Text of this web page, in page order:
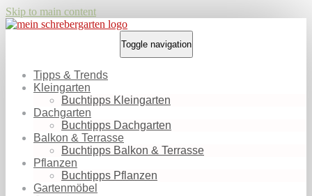
Skip to main content
Toggle navigation
Tipps & Trends
Kleingarten
Buchtipps Kleingarten
Dachgarten
Buchtipps Dachgarten
Balkon & Terrasse
Buchtipps Balkon & Terrasse
Pflanzen
Buchtipps Pflanzen
Gartenmöbel